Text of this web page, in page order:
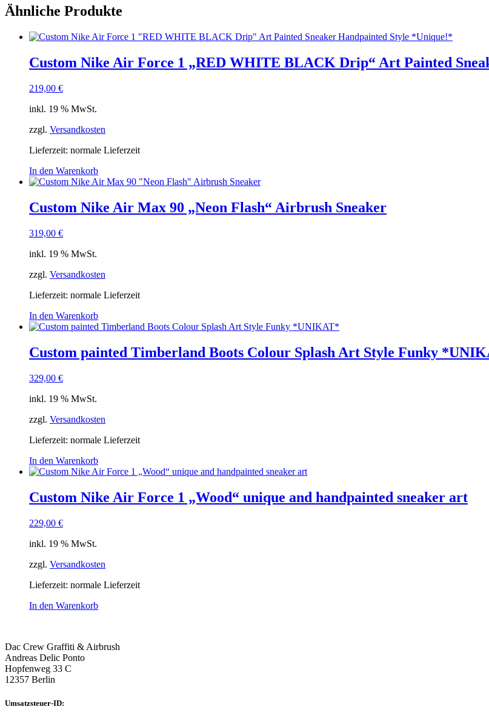
Ähnliche Produkte
Custom Nike Air Force 1 „RED WHITE BLACK Drip“ Art Painted
219,00 €
inkl. 19 % MwSt.
zzgl. Versandkosten
Lieferzeit: normale Lieferzeit
In den Warenkorb
Custom Nike Air Max 90 „Neon Flash“ Airbrush Sneaker
319,00 €
inkl. 19 % MwSt.
zzgl. Versandkosten
Lieferzeit: normale Lieferzeit
In den Warenkorb
Custom painted Timberland Boots Colour Splash Art Style Funky
329,00 €
inkl. 19 % MwSt.
zzgl. Versandkosten
Lieferzeit: normale Lieferzeit
In den Warenkorb
Custom Nike Air Force 1 „Wood“ unique and handpainted sneaker art
229,00 €
inkl. 19 % MwSt.
zzgl. Versandkosten
Lieferzeit: normale Lieferzeit
In den Warenkorb
Dac Crew Graffiti & Airbrush
Andreas Delic Ponto
Hopfenweg 33 C
12357 Berlin
Umsatzsteuer-ID: